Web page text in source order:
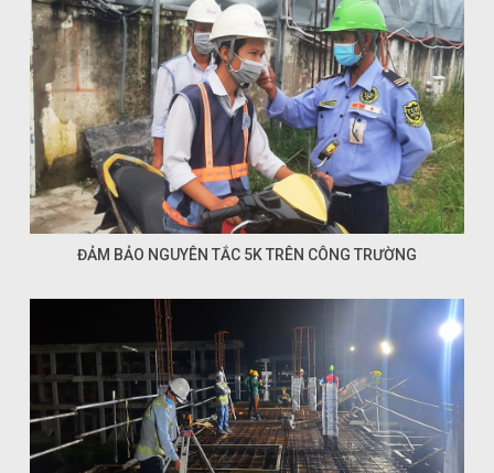
ĐẢM BẢO NGUYÊN TẮC 5K TRÊN CÔNG TRƯỜNG